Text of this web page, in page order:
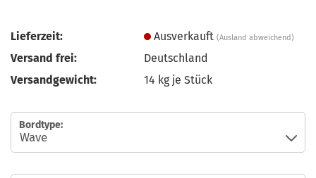
Lieferzeit: Ausverkauft(Ausland abweichend)
Versand frei:
Deutschland
Versandgewicht:
14 kg je Stück
Bordtype: